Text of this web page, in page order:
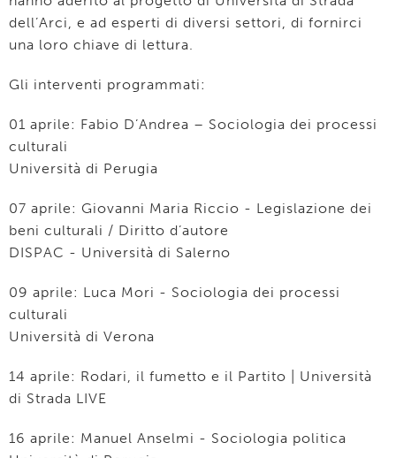
dell’Arci, e ad esperti di diversi settori, di fornirci
una loro chiave di lettura.
Gli interventi programmati:
01 aprile: Fabio D’Andrea – Sociologia dei processi
culturali
Università di Perugia
07 aprile: Giovanni Maria Riccio - Legislazione dei
beni culturali / Diritto d’autore
DISPAC - Università di Salerno
09 aprile: Luca Mori - Sociologia dei processi
culturali
Università di Verona
14 aprile: Rodari, il fumetto e il Partito | Università
di Strada LIVE
16 aprile: Manuel Anselmi - Sociologia politica